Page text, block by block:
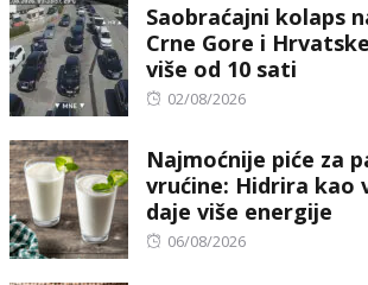
Saobraćajni kolaps
Crne Gore i
više od 10 sati
Posted
02/08/2026
Najmoćnije piće za
vrućine: Hidrira kao
daje više energije
Posted
06/08/2026